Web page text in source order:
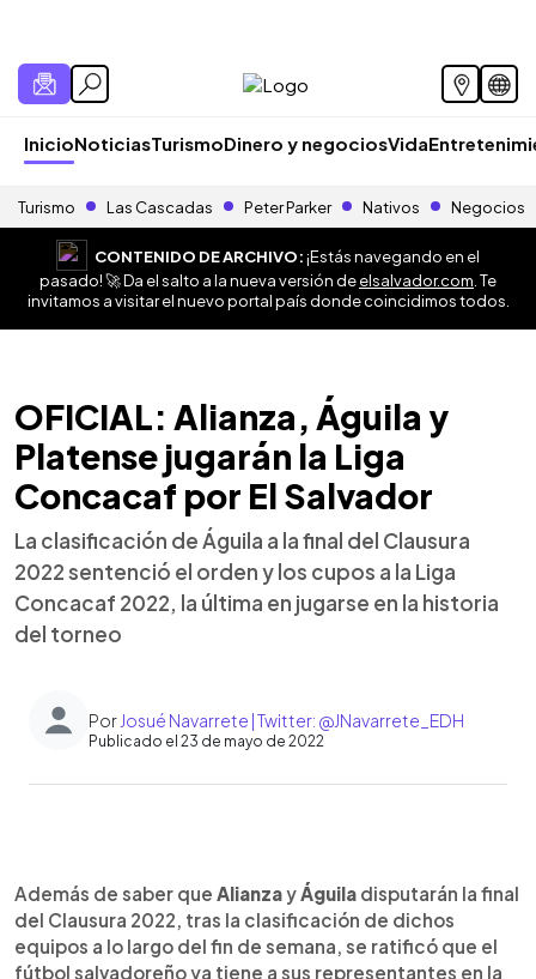
InicioNoticiasTurismoDinero y negociosVida
Turismo Las Cascadas Peter Parker Nativos Negocios
CONTENIDO DE ARCHIVO:¡Estás navegando en el
pasado! 🚀 Da el salto a la nueva versión deelsalvador.com . Te
invitamos a visitar el nuevo portal país donde coincidimos todos.
OFICIAL: Alianza, Águila y
Platense jugarán la Liga
Concacaf por El Salvador
La clasificación de Águila a la final del Clausura
2022 sentenció el orden y los cupos a la Liga
Concacaf 2022, la última en jugarse en la historia
del torneo
Por Josué Navarrete | Twitter: @JNavarrete_EDH
Publicado el 23 de mayo de 2022
► Escuchar artículo
Además de saber que AlianzayÁguila disputarán la final
del Clausura 2022, tras la clasificación de dichos
equipos a lo largo del fin de semana, se ratificó que el
fútbol salvadoreño ya tiene a sus representantes en la